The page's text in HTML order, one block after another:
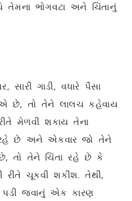
તેમના ભોગવટા અને ચિંતાનું
સારી ગાડી, વધારે પૈસા
છે, તો તેને લાલચ કહેવાય
મેળવી શકાય તેના
રહે છે અને એકવાર જો તેને
તો તેને ચિંતા રહે છે કે
ચૂકવી શકીશ. તેથી,
પડી જવાનું એક કારણ